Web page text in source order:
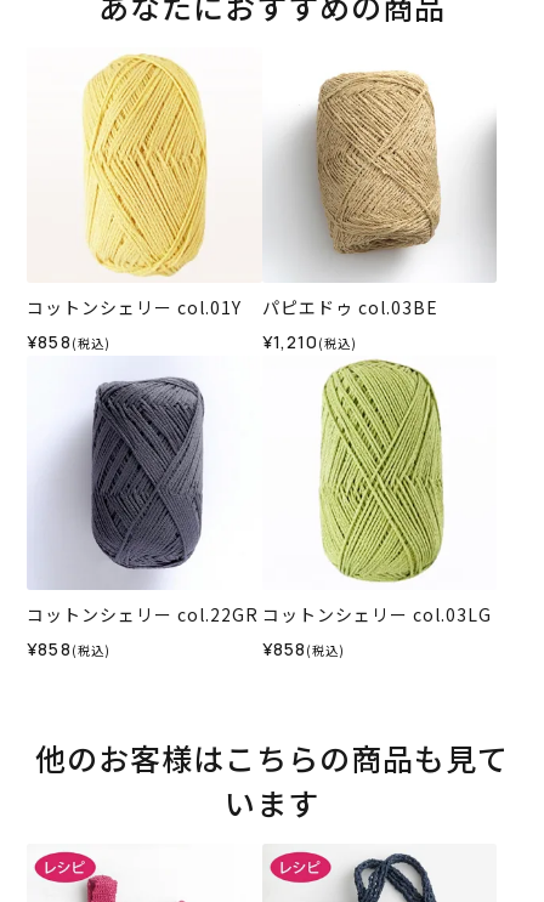
コットンシェリー col.01Y
¥858 (税込)
パピエドゥ col.03BE
¥1,210 (税込)
コットンシェリー col.22GR
¥858 (税込)
コットンシェリー col.03LG
¥858 (税込)
他のお客様はこちらの商品も見て
います